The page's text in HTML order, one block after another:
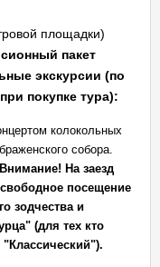
площадки)
пакет
экскурсии (по
покупке тура):
колокольных
собора.
Внимание! На заезд
посещение
зодчества и
(для тех кто